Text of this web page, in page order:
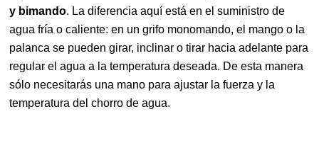
y bimando. La diferencia aquí está en el suministro de
agua fría o caliente: en un grifo monomando, el mango o la
palanca se pueden girar, inclinar o tirar hacia adelante para
regular el agua a la temperatura deseada. De esta manera
sólo necesitarás una mano para ajustar la fuerza y la
temperatura del chorro de agua.